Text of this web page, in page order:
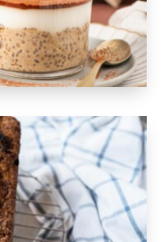
Art